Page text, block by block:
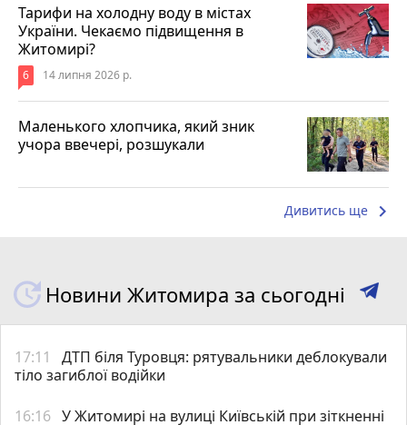
Тарифи на холодну воду в містах
України. Чекаємо підвищення в
Житомирі?
6 14 липня 2026 р.
Маленького хлопчика, який зник
учора ввечері, розшукали
Дивитись ще keyboard_arrow_right
Новини Житомира за сьогодні
17:11
ДТП біля Туровця: рятувальники деблокували
тіло загиблої водійки
16:16 У Житомирі на вулиці Київській при зіткненні